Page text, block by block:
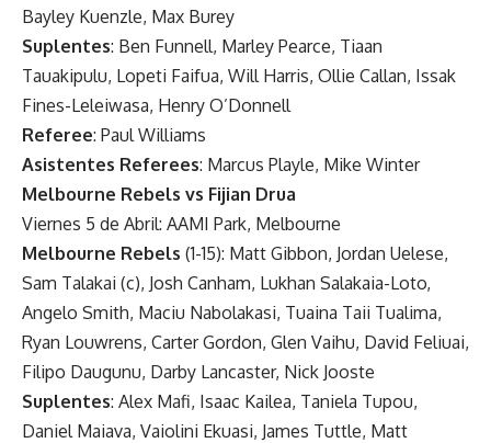
Bayley Kuenzle, Max Burey
Suplentes: Ben Funnell, Marley Pearce, Tiaan
Tauakipulu, Lopeti Faifua, Will Harris, Ollie Callan, Issak
Fines-Leleiwasa, Henry O’Donnell
Referee: Paul Williams
Asistentes Referees: Marcus Playle, Mike Winter
Melbourne Rebels vs Fijian Drua
Viernes 5 de Abril: AAMI Park, Melbourne
Melbourne Rebels (1-15): Matt Gibbon, Jordan Uelese,
Sam Talakai (c), Josh Canham, Lukhan Salakaia-Loto,
Angelo Smith, Maciu Nabolakasi, Tuaina Taii Tualima,
Ryan Louwrens, Carter Gordon, Glen Vaihu, David Feliuai,
Filipo Daugunu, Darby Lancaster, Nick Jooste
Suplentes: Alex Mafi, Isaac Kailea, Taniela Tupou,
Daniel Maiava, Vaiolini Ekuasi, James Tuttle, Matt